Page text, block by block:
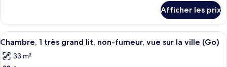
Fab
Vice
Presidential
Suite,
1
Fab
Vice
Presidential
Afficher les prix
Afficher
toutes
les
Une chambre d’hôtel avec un grand
4
Chambre, 1 très grand lit, non-fumeur, vue sur la ville (Go)
33 m²